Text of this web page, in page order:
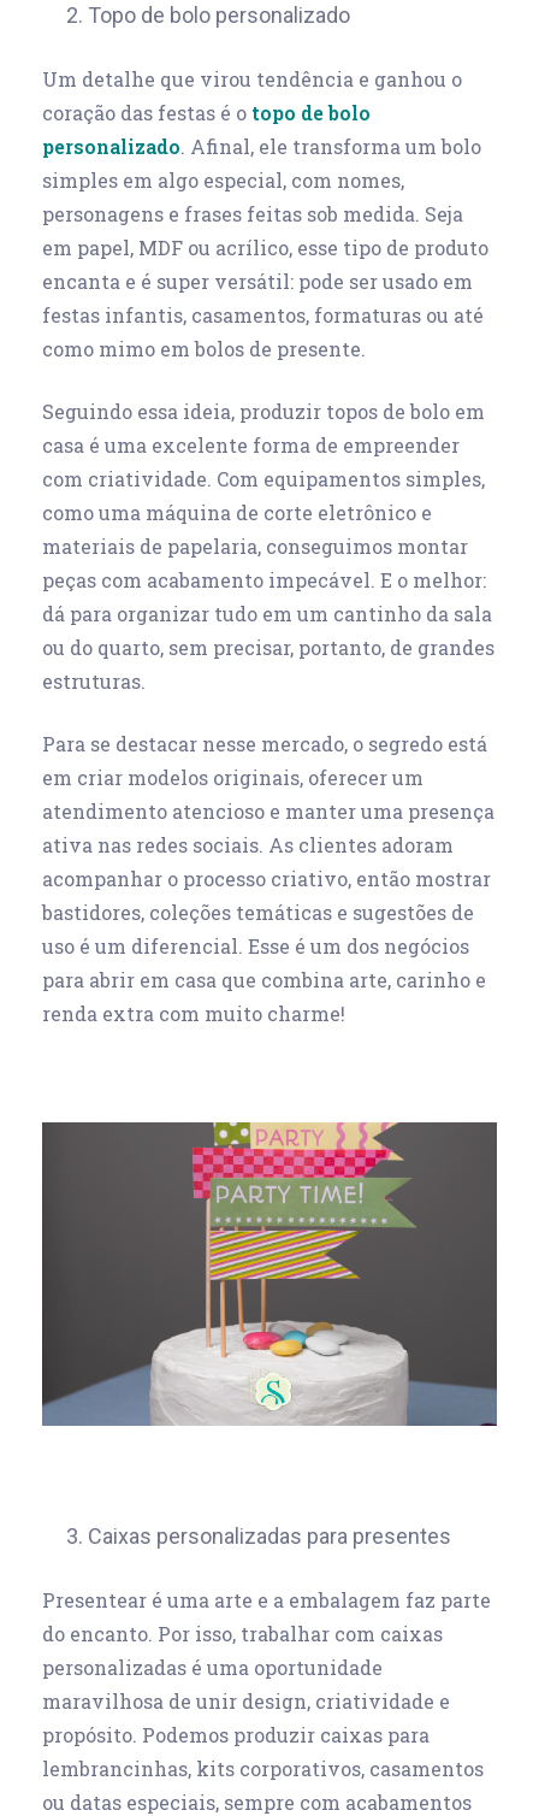
2. Topo de bolo personalizado
Um detalhe que virou tendência e ganhou o
coração das festas é o topo de bolo
personalizado. Afinal, ele transforma um bolo
simples em algo especial, com nomes,
personagens e frases feitas sob medida. Seja
em papel, MDF ou acrílico, esse tipo de produto
encanta e é super versátil: pode ser usado em
festas infantis, casamentos, formaturas ou até
como mimo em bolos de presente.
Seguindo essa ideia, produzir topos de bolo em
casa é uma excelente forma de empreender
com criatividade. Com equipamentos simples,
como uma máquina de corte eletrônico e
materiais de papelaria, conseguimos montar
peças com acabamento impecável. E o melhor:
dá para organizar tudo em um cantinho da sala
ou do quarto, sem precisar, portanto, de grandes
estruturas.
Para se destacar nesse mercado, o segredo está
em criar modelos originais, oferecer um
atendimento atencioso e manter uma presença
ativa nas redes sociais. As clientes adoram
acompanhar o processo criativo, então mostrar
bastidores, coleções temáticas e sugestões de
uso é um diferencial. Esse é um dos negócios
para abrir em casa que combina arte, carinho e
renda extra com muito charme!
3. Caixas personalizadas para presentes
Presentear é uma arte e a embalagem faz parte
do encanto. Por isso, trabalhar com caixas
personalizadas é uma oportunidade
maravilhosa de unir design, criatividade e
propósito. Podemos produzir caixas para
lembrancinhas, kits corporativos, casamentos
ou datas especiais, sempre com acabamentos